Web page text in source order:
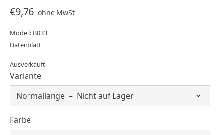
€9,76 ohne MwSt
Modell: B033
Datenblatt
Ausverkauft
Variante
Farbe